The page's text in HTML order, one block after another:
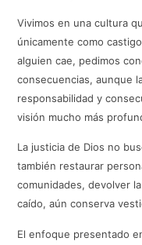
Vivimos en una cultura
únicamente como
alguien cae, pedimos
consecuencias, aunque
responsabilidad y
visión mucho más
La justicia de Dios no
también restaurar
comunidades, devolver
caído, aún conserva
El enfoque presentado